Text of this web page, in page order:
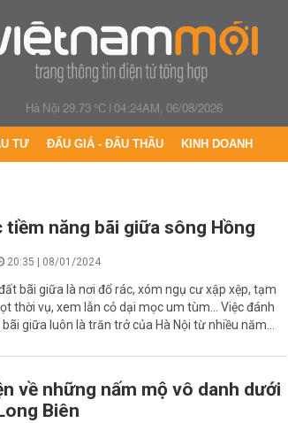
Hà Nội 29.73 °C|04:24AM, 06/08/2026
TƯ ĐẤU GIÁ - ĐẤU THẦU KINH DOANH
năng bãi giữa sông Hồng
20:35 | 08/01/2024
bãi giữa là nơi đổ rác, xóm ngụ cư xập xệp, tạm
thời vụ, xem lẫn cỏ dại mọc um tùm... Việc đánh
giữa luôn là trăn trở của Hà Nội từ nhiều năm...
về những nấm mộ vô danh dưới
Biên